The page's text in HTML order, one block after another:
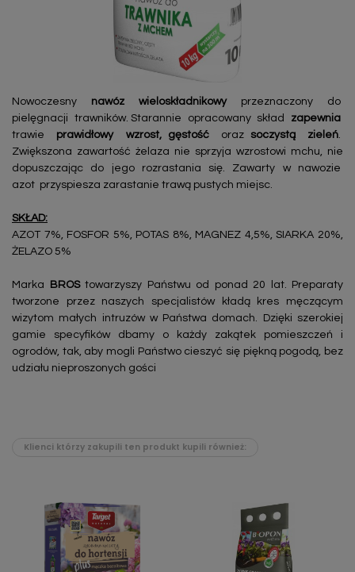
Nowoczesny nawóz wieloskładnikowyprzeznaczony do
pielęgnacji trawników. Starannie opracowany skład zapewnia
trawie prawidłowy wzrost, gęstość oraz soczystą zieleń
Zwiększona zawartość żelaza nie sprzyja wzrostowi mchu, nie
dopuszczając do jego rozrastania się. Zawarty w nawozie
azot przyspiesza zarastanie trawą pustych miejsc.
SKŁAD:
AZOT 7%, FOSFOR 5%, POTAS 8%, MAGNEZ 4,5%, SIARKA 20%,
ŻELAZO 5%
Marka BROStowarzyszy Państwu od ponad 20 lat. Preparaty
tworzone przez naszych specjalistów kładą kres męczącym
wizytom małych intruzów w Państwa domach. Dzięki szerokiej
gamie specyfików dbamy o każdy zakątek pomieszczeń i
ogrodów, tak, aby mogli Państwo cieszyć się piękną pogodą, bez
udziału nieproszonych gości
Klienci którzy zakupili ten produkt kupili również: